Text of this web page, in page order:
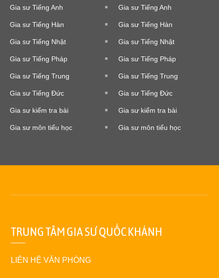
Gia sư Tiếng Anh Gia sư Tiếng Anh
Gia sư Tiếng Hàn Gia sư Tiếng Hàn
Gia sư Tiếng Nhật Gia sư Tiếng Nhật
Gia sư Tiếng Pháp Gia sư Tiếng Pháp
Gia sư Tiếng Trung Gia sư Tiếng Trung
Gia sư Tiếng Đức Gia sư Tiếng Đức
Gia sư kiểm tra bài Gia sư kiểm tra bài
Gia sư môn tiểu học Gia sư môn tiểu học
TRUNG TÂM GIA SƯ QUỐC KHÁNH
LIÊN HỆ VĂN PHÒNG